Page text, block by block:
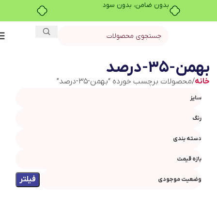
بدون ضامن، بدون سود
بهمن-۳۵-درصد
خانه محصولات برچسب خورده “بهمن-۳۵-درصد”
سایز
رنگ
دسته بندی
بازه قیمت
وضعیت موجودی فیلتر